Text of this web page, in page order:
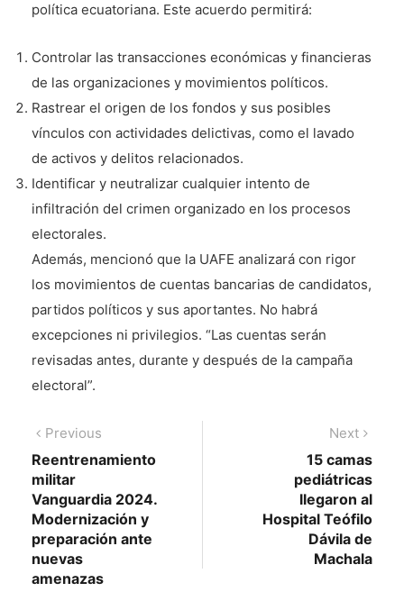
política ecuatoriana. Este acuerdo permitirá:
Controlar las transacciones económicas y financieras
de las organizaciones y movimientos políticos.
Rastrear el origen de los fondos y sus posibles
vínculos con actividades delictivas, como el lavado
de activos y delitos relacionados.
Identificar y neutralizar cualquier intento de
infiltración del crimen organizado en los procesos
electorales.
Además, mencionó que la UAFE analizará con rigor
los movimientos de cuentas bancarias de candidatos,
partidos políticos y sus aportantes. No habrá
excepciones ni privilegios. “Las cuentas serán
revisadas antes, durante y después de la campaña
electoral”.
Navegación
de
entradas
Previous
post:
Reentrenamiento
militar
Vanguardia 2024.
Modernización y
preparación ante
nuevas
amenazas
Next
post:
15 camas
pediátricas
llegaron al
Hospital Teófilo
Dávila de
Machala